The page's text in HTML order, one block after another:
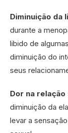
Diminuição da
durante a
libido de
diminuição do
seus
Dor na relação
diminuição da
levar a